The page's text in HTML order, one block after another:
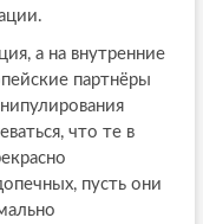
а на внутренние
партнёры
что те в
пусть они